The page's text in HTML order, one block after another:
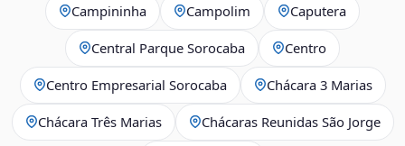
Campininha Campolim Caputera
Central Parque Sorocaba Centro
Centro Empresarial Sorocaba Chácara 3 Marias
Chácara Três Marias Chácaras Reunidas São Jorge